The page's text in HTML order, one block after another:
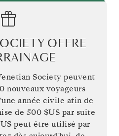
OFFRE
Society peuvent
nouveaux voyageurs
année civile afin de
de 500 $US par suite
peut être utilisé par